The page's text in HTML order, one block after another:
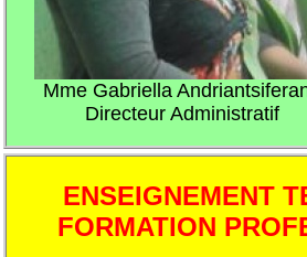
Mme Gabriella
Directeur Administratif
ENSEIGNEMENT
FORMATION